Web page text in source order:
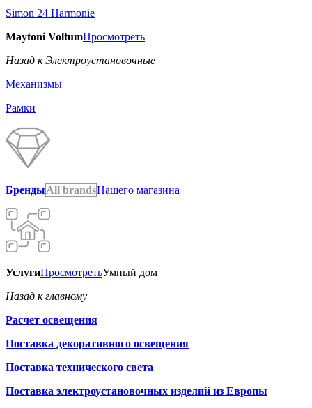
Simon 24 Harmonie
Maytoni VoltumПросмотреть
Назад к Электроустановочные
Механизмы
Рамки
БрендыAll brandsНашего магазина
УслугиПросмотретьУмный дом
Назад к главному
Расчет освещения
Поставка декоративного освещения
Поставка технического света
Поставка электроустановочных изделий из Европы